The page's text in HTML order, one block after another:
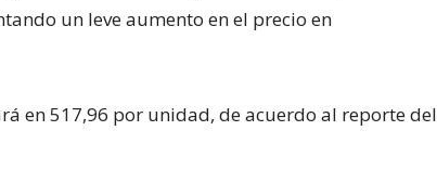
un leve aumento en el precio en
en 517,96 por unidad, de acuerdo al reporte del